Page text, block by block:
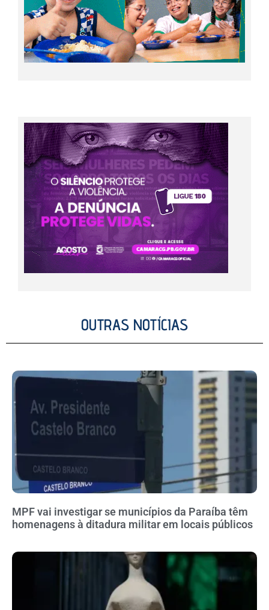
OUTRAS NOTÍCIAS
MPF vai investigar se municípios da Paraíba têm
homenagens à ditadura militar em locais públicos